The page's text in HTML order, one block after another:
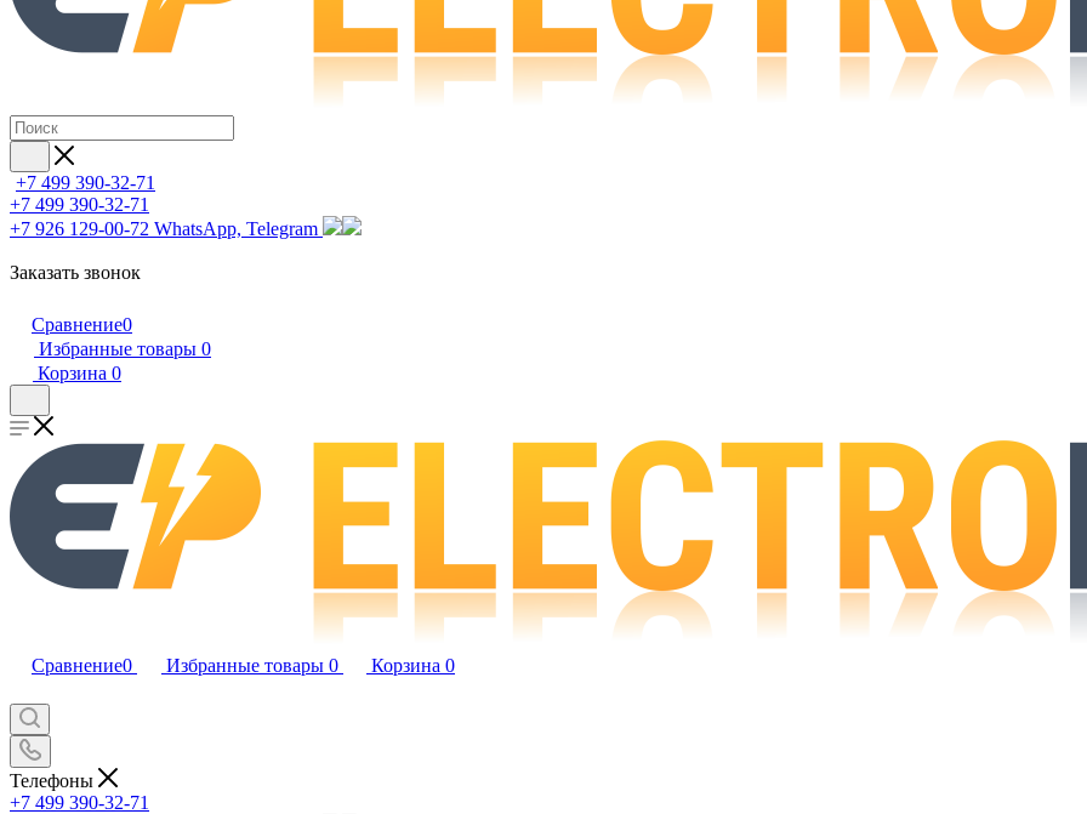
+7 499 390-32-71
+7 499 390-32-71
+7 926 129-00-72 WhatsApp, Telegram
Заказать звонок
Сравнение0
Избранные товары 0
Корзина 0
Сравнение0 Избранные товары 0 Корзина 0
Телефоны
+7 499 390-32-71